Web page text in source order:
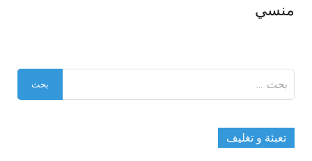
منسي
عن:
تعبئة و تغليف